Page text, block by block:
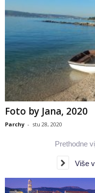
Foto by Jana, 2020
Parchy - stu 28, 2020
Prethodne
Više